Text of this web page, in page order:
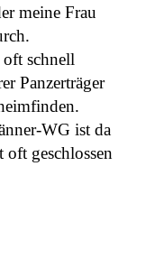
meine Frau
schnell
Panzerträger
WG ist da
geschlossen